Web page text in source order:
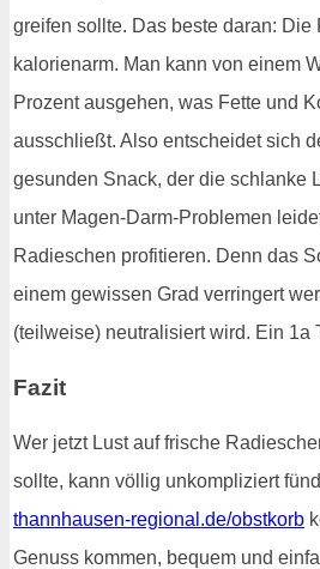
greifen sollte. Das beste daran:
kalorienarm. Man kann von einem
Prozent ausgehen, was Fette und
ausschließt. Also entscheidet sich
gesunden Snack, der die schlanke
unter Magen-Darm-Problemen
Radieschen profitieren. Denn das
einem gewissen Grad verringert
(teilweise) neutralisiert wird. Ein 1a
Fazit
Wer jetzt Lust auf frische
sollte, kann völlig unkompliziert
thannhausen-regional.de/obstkorb
Genuss kommen, bequem und